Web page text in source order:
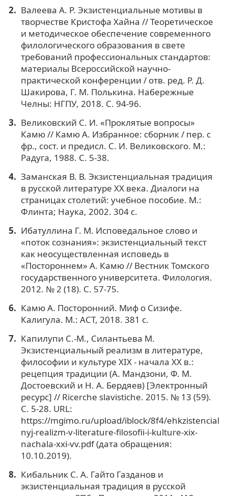
Валеева А. Р. Экзистенциальные мотивы в
творчестве Кристофа Хайна // Теоретическое
и методическое обеспечение современного
филологического образования в свете
требований профессиональных стандартов:
материалы Всероссийской научно-
практической конференции / отв. ред. Р. Д.
Шакирова, Г. М. Полькина. Набережные
Челны: НГПУ, 2018. С. 94-96.
Великовский С. И. «Проклятые вопросы»
Камю // Камю А. Избранное: сборник / пер. с
фр., сост. и предисл. С. И. Великовского. М.:
Радуга, 1988. С. 5-38.
Заманская В. В. Экзистенциальная традиция
в русской литературе ХХ века. Диалоги на
страницах столетий: учебное пособие. М.:
Флинта; Наука, 2002. 304 с.
Ибатуллина Г. М. Исповедальное слово и
«поток сознания»: экзистенциальный текст
как неосуществленная исповедь в
«Постороннем» А. Камю // Вестник Томского
государственного университета. Филология.
2012. № 2 (18). С. 57-75.
Камю А. Посторонний. Миф о Сизифе.
Калигула. М.: АСТ, 2018. 381 с.
Капилупи С.-М., Силантьева М.
Экзистенциальный реализм в литературе,
философии и культуре XIX - начала XX в.:
рецепция традиции (А. Мандзони, Ф. М.
Достоевский и Н. А. Бердяев) [Электронный
ресурс] // Ricerche slavistiche. 2015. № 13 (59).
С. 5-28. URL:
https://mgimo.ru/upload/iblock/8f4/ehkzistencial
nyj-realizm-v-literature-filosofii-i-kulture-xix-
nachala-xxi-vv.pdf (дата обращения:
10.10.2019).
Кибальник С. А. Гайто Газданов и
экзистенциальная традиция в русской